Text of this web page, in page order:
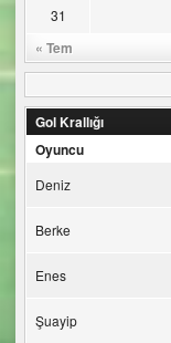
« Tem
31
Gol Krallığı
Oyuncu
Deniz
Berke
Enes
Şuayip